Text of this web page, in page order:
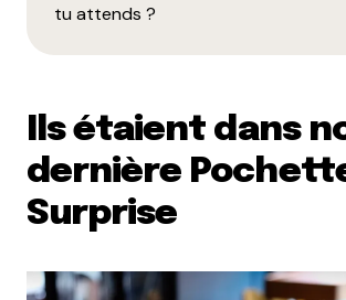
tu attends ?
Ils étaient dans
dernière
Surprise